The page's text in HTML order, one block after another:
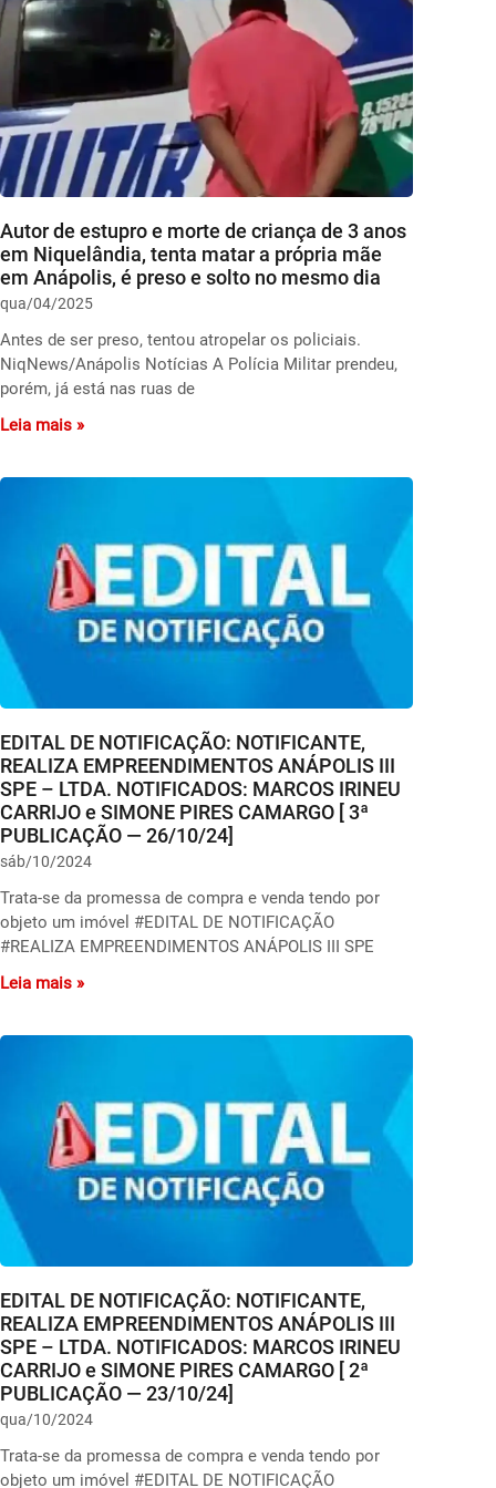
Autor de estupro e morte de criança de 3 anos
em Niquelândia, tenta matar a própria mãe
em Anápolis, é preso e solto no mesmo dia
qua/04/2025
Antes de ser preso, tentou atropelar os policiais.
NiqNews/Anápolis Notícias A Polícia Militar prendeu,
porém, já está nas ruas de
Leia mais »
EDITAL DE NOTIFICAÇÃO: NOTIFICANTE,
REALIZA EMPREENDIMENTOS ANÁPOLIS III
SPE – LTDA. NOTIFICADOS: MARCOS IRINEU
CARRIJO e SIMONE PIRES CAMARGO [ 3ª
PUBLICAÇÃO — 26/10/24]
sáb/10/2024
Trata-se da promessa de compra e venda tendo por
objeto um imóvel #EDITAL DE NOTIFICAÇÃO
#REALIZA EMPREENDIMENTOS ANÁPOLIS III SPE
Leia mais »
EDITAL DE NOTIFICAÇÃO: NOTIFICANTE,
REALIZA EMPREENDIMENTOS ANÁPOLIS III
SPE – LTDA. NOTIFICADOS: MARCOS IRINEU
CARRIJO e SIMONE PIRES CAMARGO [ 2ª
PUBLICAÇÃO — 23/10/24]
qua/10/2024
Trata-se da promessa de compra e venda tendo por
objeto um imóvel #EDITAL DE NOTIFICAÇÃO